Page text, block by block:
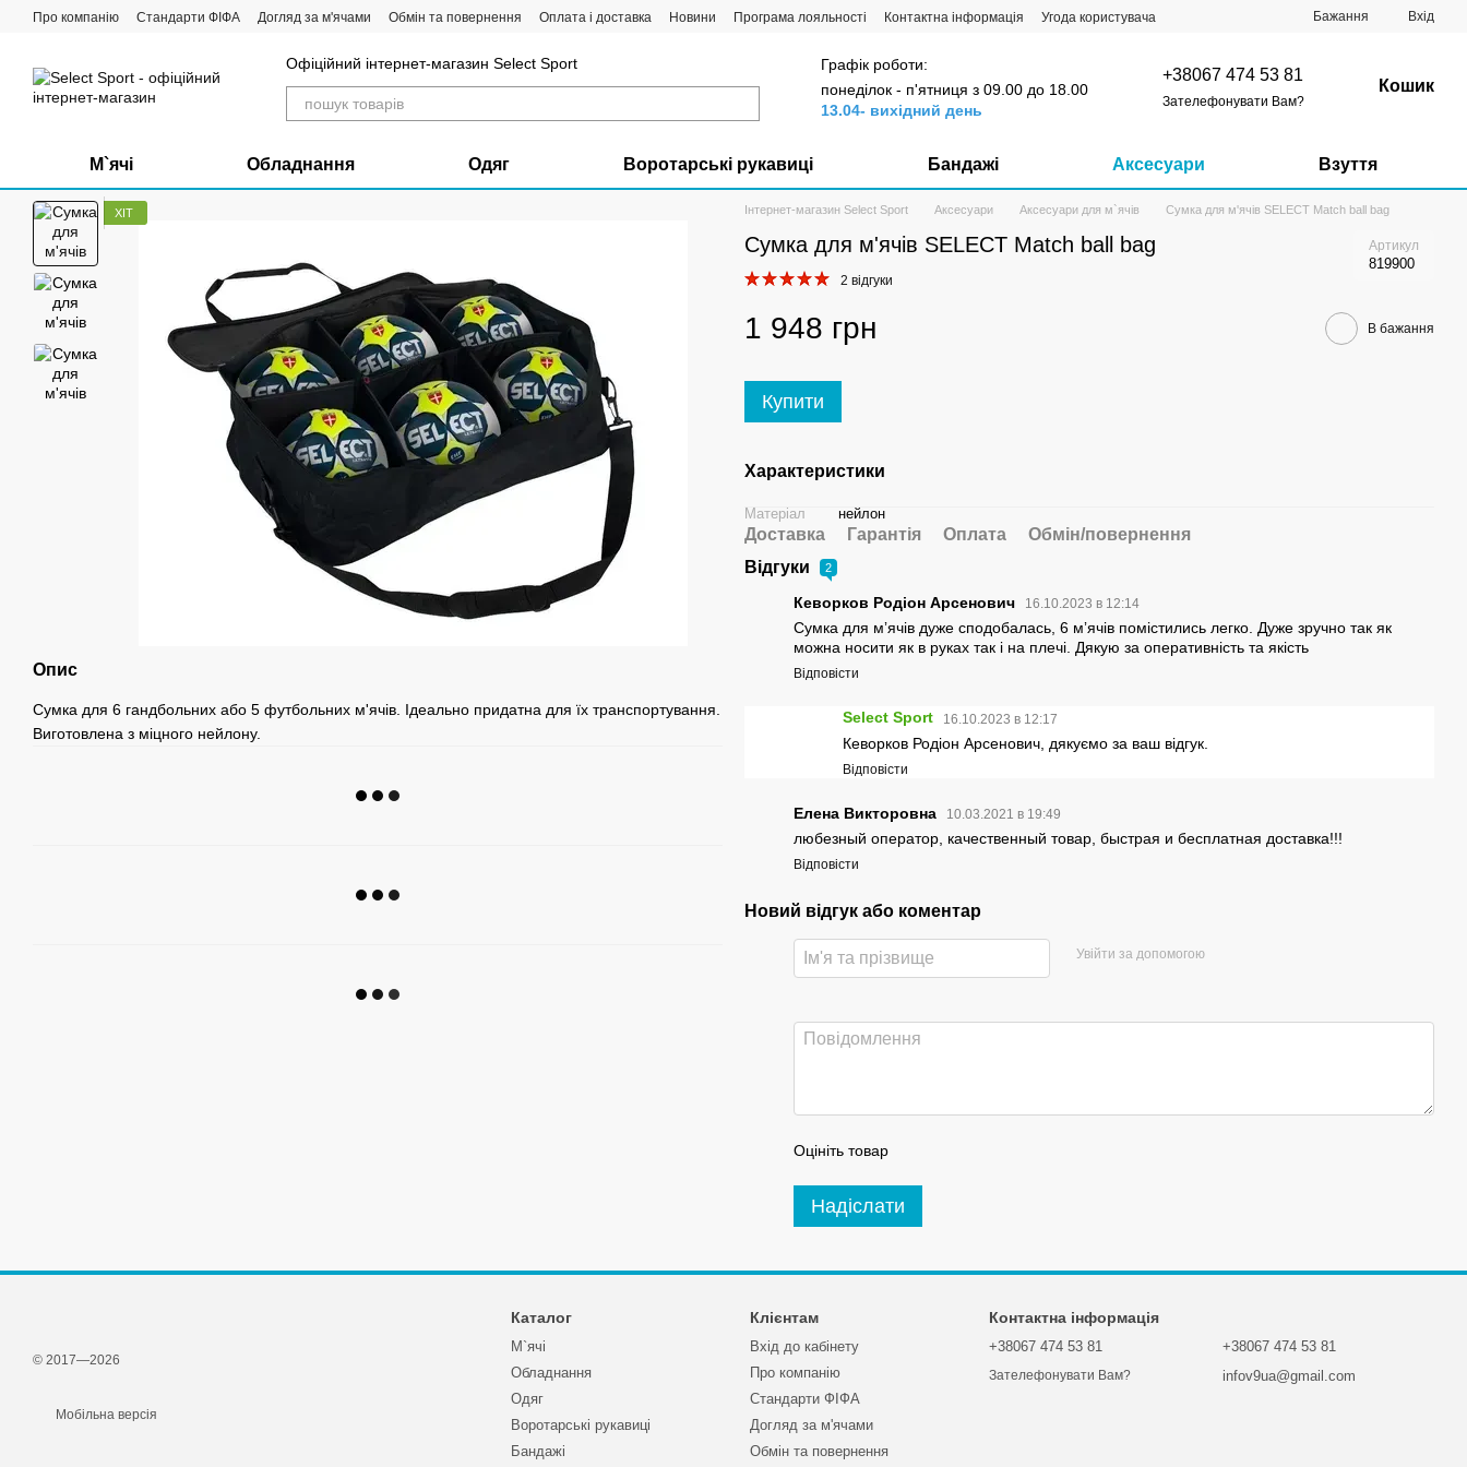
Перейти до основного контенту
Про компанію Стандарти ФІФА Догляд за м'ячами Обмін та повернення Оплата і доставка Новини Програма лояльності Контактна інформація Угода користувача Бажання Вхід
Офіційний інтернет-магазин Select Sport
Графік роботи:
понеділок - п'ятниця з 09.00 до 18.00
13.04- вихідний день
+38067 474 53 81
Зателефонувати Вам?
Кошик
М`ячі Обладнання Одяг Воротарські рукавиці Бандажі Аксесуари Взуття
ХІТ
Опис
Сумка для 6 гандбольних або 5 футбольних м'ячів. Ідеально придатна для їх транспортування.
Виготовлена з міцного нейлону.
Інтернет-магазин Select Sport Аксесуари Аксесуари для м`ячів Сумка для м'ячів SELECT Match ball bag
Сумка для м'ячів SELECT Match ball bag Артикул
819900
2 відгуки
1 948 грн В бажання
Купити
Характеристики
Матеріал нейлон
Доставка Гарантія Оплата
Обмін/повернення
Відгуки
2
Кеворков Родіон Арсенович 16.10.2023 в 12:14
Сумка для мʼячів дуже сподобалась, 6 мʼячів помістились легко. Дуже зручно так як
можна носити як в руках так і на плечі. Дякую за оперативність та якість
Відповісти
Select Sport 16.10.2023 в 12:17
Кеворков Родіон Арсенович, дякуємо за ваш відгук.
Відповісти
Елена Викторовна 10.03.2021 в 19:49
любезный оператор, качественный товар, быстрая и бесплатная доставка!!!
Відповісти
Новий відгук або коментар
Увійти за допомогою
Оцініть товар
Надіслати
© 2017—2026
Мобільна версія
Каталог
М`ячі
Обладнання
Одяг
Воротарські рукавиці
Бандажі
Клієнтам
Вхід до кабінету
Про компанію
Стандарти ФІФА
Догляд за м'ячами
Обмін та повернення
Контактна інформація
+38067 474 53 81
Зателефонувати Вам?
+38067 474 53 81
infov9ua@gmail.com